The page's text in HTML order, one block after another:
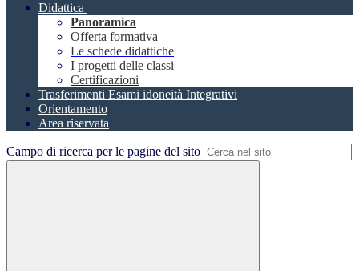
Didattica
Panoramica
Offerta formativa
Le schede didattiche
I progetti delle classi
Certificazioni
Trasferimenti Esami idoneità Integrativi
Orientamento
Area riservata
Campo di ricerca per le pagine del sito